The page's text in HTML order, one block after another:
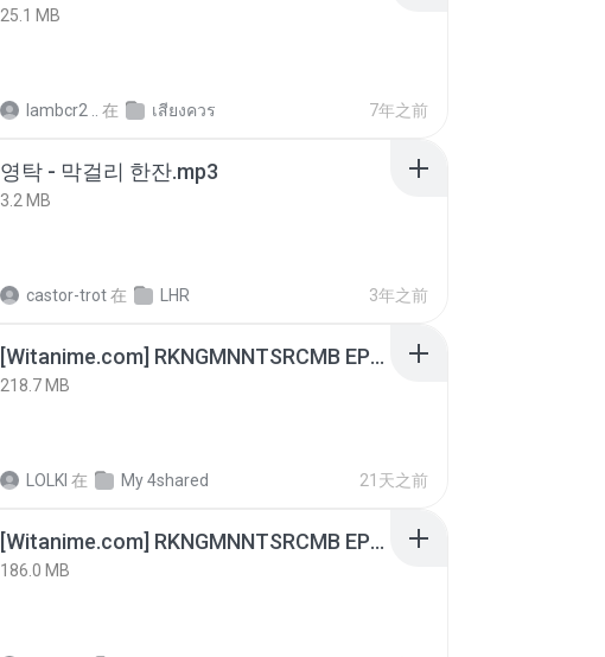
25.1 MB
lambcr2 .. 在 เสียงควร 7年之前
영탁 - 막걸리 한잔.mp3
3.2 MB
castor-trot在 LHR 3年之前
[Witanime.com] RKNGMNNTSRCMB EP 04 HD.mp4
218.7 MB
LOLKI 在 My 4shared 21天之前
[Witanime.com] RKNGMNNTSRCMB EP 05 HD.mp4
186.0 MB